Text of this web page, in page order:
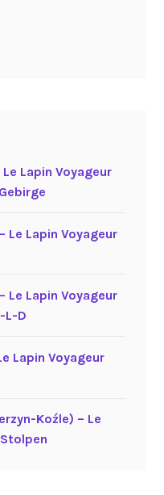
Lapin Voyageur
Le Lapin Voyageur
Le Lapin Voyageur
L-D
Lapin Voyageur
Koźle) – Le
Stolpen